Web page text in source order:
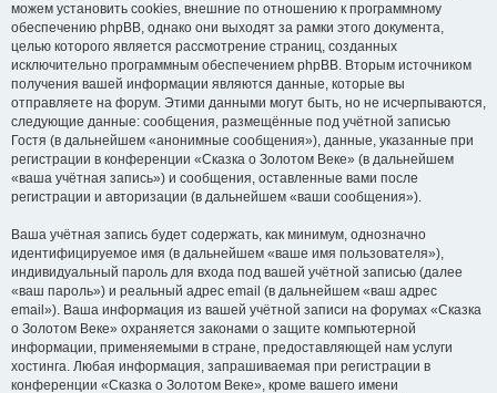
можем установить cookies, внешние по отношению к программному
обеспечению phpBB, однако они выходят за рамки этого документа,
целью которого является рассмотрение страниц, созданных
исключительно программным обеспечением phpBB. Вторым источником
получения вашей информации являются данные, которые вы
отправляете на форум. Этими данными могут быть, но не исчерпываются,
следующие данные: сообщения, размещённые под учётной записью
Гостя (в дальнейшем «анонимные сообщения»), данные, указанные при
регистрации в конференции «Сказка о Золотом Веке» (в дальнейшем
«ваша учётная запись») и сообщения, оставленные вами после
регистрации и авторизации (в дальнейшем «ваши сообщения»).
Ваша учётная запись будет содержать, как минимум, однозначно
идентифицируемое имя (в дальнейшем «ваше имя пользователя»),
индивидуальный пароль для входа под вашей учётной записью (далее
«ваш пароль») и реальный адрес email (в дальнейшем «ваш адрес
email»). Ваша информация из вашей учётной записи на форумах «Сказка
о Золотом Веке» охраняется законами о защите компьютерной
информации, применяемыми в стране, предоставляющей нам услуги
хостинга. Любая информация, запрашиваемая при регистрации в
конференции «Сказка о Золотом Веке», кроме вашего имени